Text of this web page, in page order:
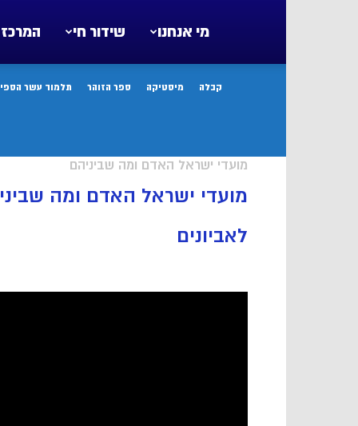
המרכז שידור חי מי אנחנו
קבלה מיסטיקה ספר הזוהר תלמוד עשר
מועדי ישראל האדם ומה שביניהם
מועדי ישראל האדם ומה
לאביונים